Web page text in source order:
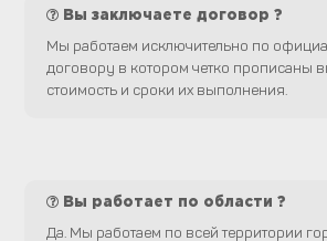
Вы заключаете договор ?
Мы работаем исключительно по
договору в котором четко прописаны
стоимость и сроки их выполнения.
Вы работает по области ?
Да. Мы работаем по всей территории